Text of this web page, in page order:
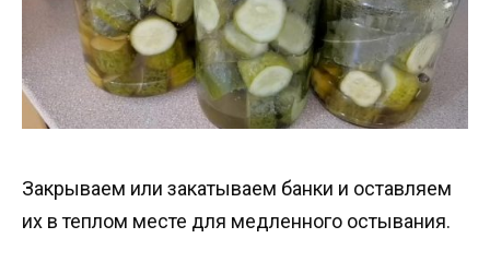
Закрываем или закатываем банки и оставляем
их в теплом месте для медленного остывания.